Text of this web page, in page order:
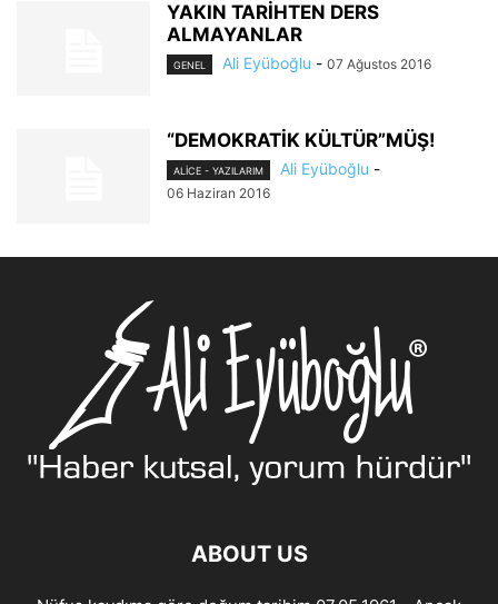
YAKIN TARİHTEN DERS
ALMAYANLAR
GENEL Ali Eyüboğlu - 07 Ağustos 2016
“DEMOKRATİK KÜLTÜR”MÜŞ!
ALİCE - YAZILARIM Ali Eyüboğlu -
06 Haziran 2016
ABOUT US